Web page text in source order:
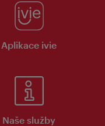
Aplikace ivie
Naše služby